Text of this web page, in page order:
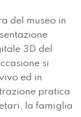
del museo in
3D del
si
ed in
pratica
la famiglia